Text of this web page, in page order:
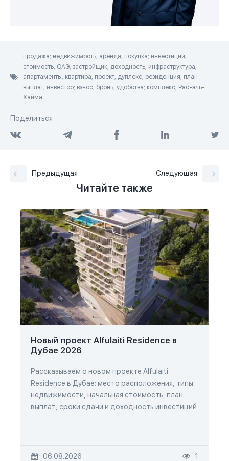
продажа; недвижимость; аренда; покупка; инвестиции;
стоимость; ОАЭ; застройщик; доходность; инфраструктура;
апартаменты; квартира; проект; дуплекс; резиденция; план
выплат; инвестор; взнос; бронь; удобства; комплекс; Рас-эль-
Хайма
Поделиться
Предыдущая Следующая
Читайте также
Новый проект Alfulaiti Residence в
Дубае 2026
Рассказываем о новом проекте Alfulaiti
Residence в Дубае: место расположения, типы
недвижимости, начальная стоимость, план
выплат, сроки сдачи и доходность инвестиций
06.08.2026 1